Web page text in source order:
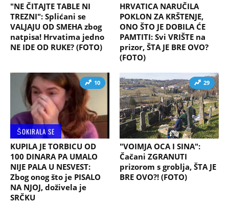
"NE ČITAJTE TABLE NI
TREZNI": Splićani se
VALJAJU OD SMEHA zbog
natpisa! Hrvatima jedno
NE IDE OD RUKE? (FOTO)
HRVATICA NARUČILA
POKLON ZA KRŠTENJE,
ONO ŠTO JE DOBILA ĆE
PAMTITI: Svi VRIŠTE na
prizor, ŠTA JE BRE OVO?
(FOTO)
10
ŠOKIRALA SE
KUPILA JE TORBICU OD
100 DINARA PA UMALO
NIJE PALA U NESVEST:
Zbog onog što je PISALO
NA NJOJ, doživela je
SRČKU
29
"VOIMJA OCA I SINA":
Čačani ZGRANUTI
prizorom s groblja, ŠTA JE
BRE OVO?! (FOTO)